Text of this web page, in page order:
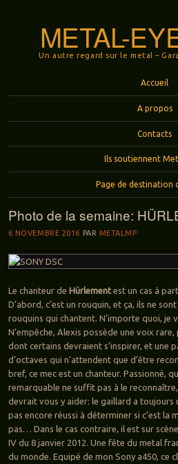
METAL-
Un autre regard sur le metal –
Accueil
A propos
Contacts
Ils soutiennent
Page de destination
Photo de la semaine:
6 NOVEMBRE 2016 PAR METALMP
Le chanteur de Hürlementest un cas à
D’abord, c’est un rouquin, et ça, ils ne
rouquins qui chantent. N’importe quoi, je
N’empêche, Alexis possède une voix
dont certains devraient s’inspirer, et une
d’octaves qui n’attendent que d’être
bref, ce mec est un chanteur. Passionné,
remarquable ne suffit pas à le
devrait vous y aider: le gaillard a toujours
pas encore réussi à déterminer si c’est la
pas… Dans le cas contraire, il est sur
IV du 8 janvier 2012. Une fête du metal
du monde. Equipé de mon Sony a450, ce